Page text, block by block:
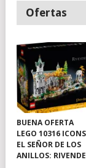
Ofertas
BUENA OFERTA
LEGO 10316 ICONS
EL SEÑOR DE LOS
ANILLOS: